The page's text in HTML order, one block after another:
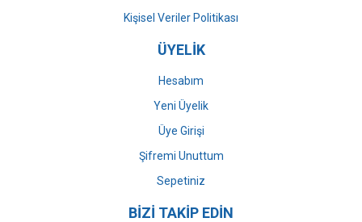
Kişisel Veriler Politikası
ÜYELİK
Hesabım
Yeni Üyelik
Üye Girişi
Şifremi Unuttum
Sepetiniz
BİZİ TAKİP EDİN